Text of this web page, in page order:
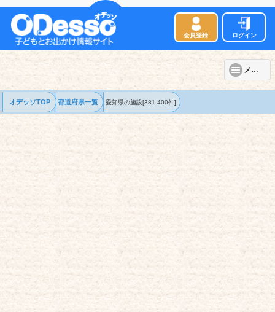
会員登録 ログイン
メニュー
オデッソTOP 都道府県一覧 愛知県の施設[381-400件]